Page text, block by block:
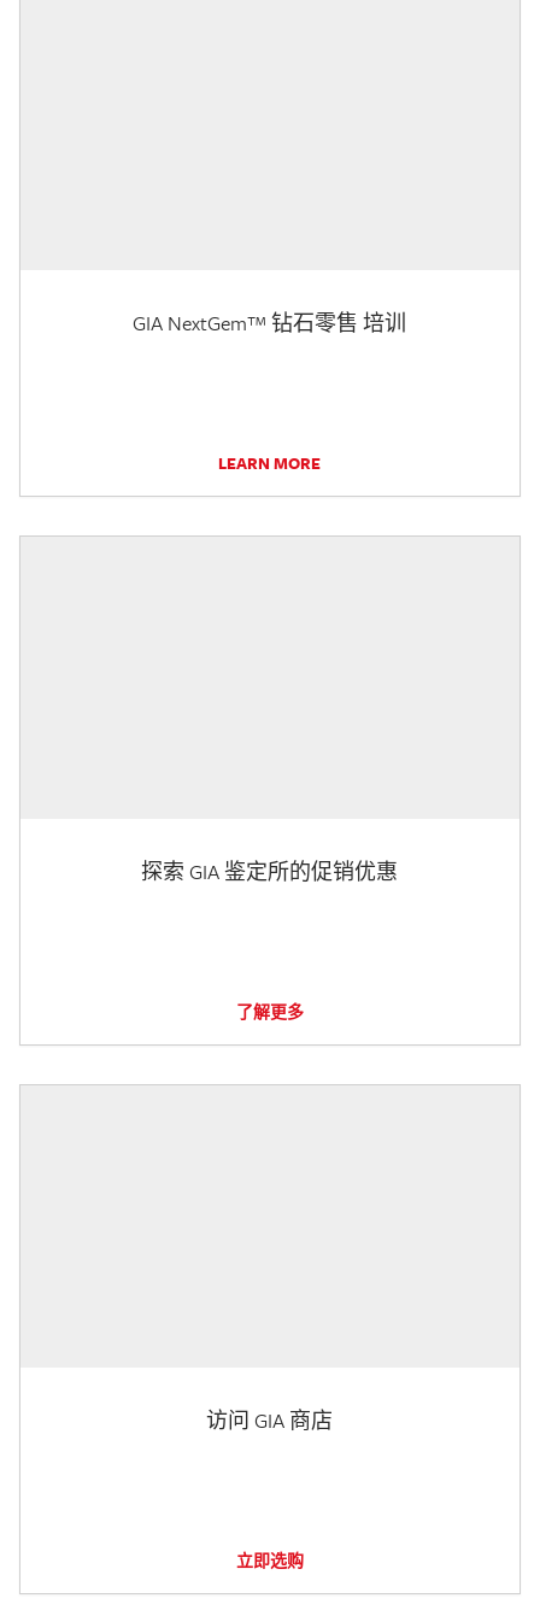
GIA NextGem™ 钻石零售 培训
LEARN MORE
探索 GIA 鉴定所的促销优惠
了解更多
访问 GIA 商店
立即选购